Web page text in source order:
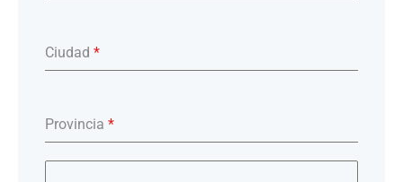
Ciudad *
Provincia *